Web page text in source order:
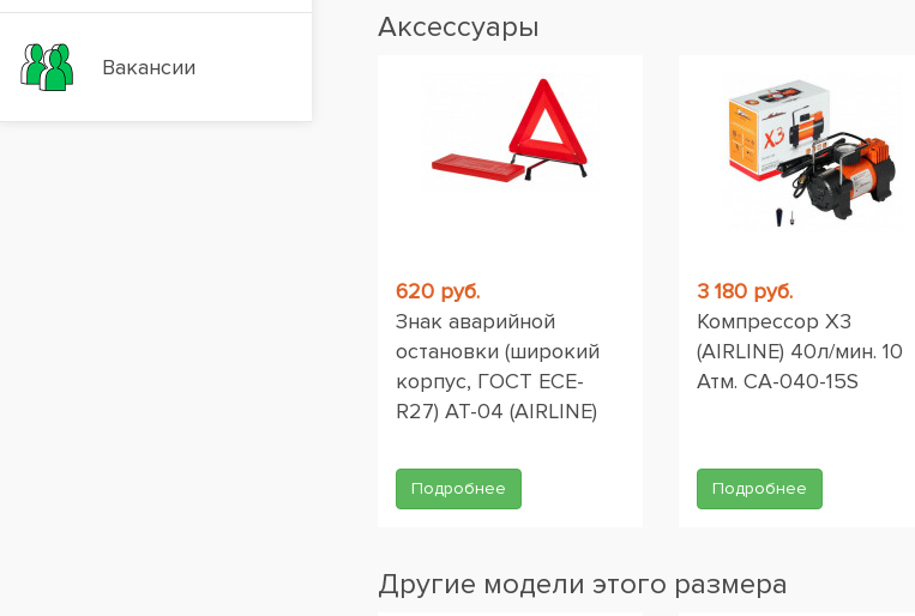
Вакансии
Аксессуары
620 руб.
Знак аварийной
остановки (широкий
корпус, ГОСТ ЕСЕ-
R27) AT-04 (AIRLINE)
Подробнее
3 180 руб.
Компрессор X3
(AIRLINE) 40л/мин. 10
Атм. CA-040-15S
Подробнее
Другие модели этого размера